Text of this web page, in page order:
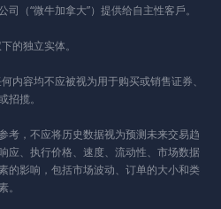
（“微牛加拿大”）提供给自主性客戶。
的独立实体。
内容均不应被视为用于购买或销售证券、
招揽。
考，不应将历史数据视为预测未来交易趋
应、执行价格、速度、流动性、市场数据
的影响，包括市场波动、订单的大小和类